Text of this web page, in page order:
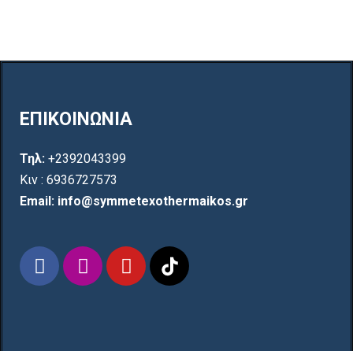
ΕΠΙΚΟΙΝΩΝΙΑ
Τηλ: +2392043399
Κιν : 6936727573
Email: info@symmetexothermaikos.gr